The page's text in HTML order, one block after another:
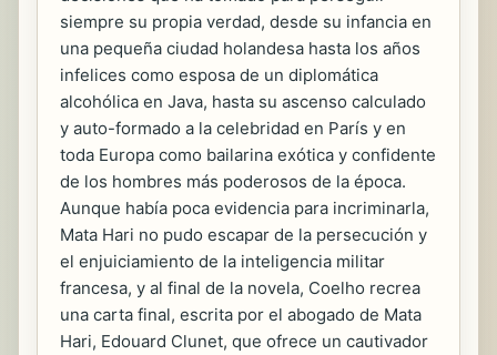
siempre su propia verdad, desde su infancia en
una pequeña ciudad holandesa hasta los años
infelices como esposa de un diplomática
alcohólica en Java, hasta su ascenso calculado
y auto-formado a la celebridad en París y en
toda Europa como bailarina exótica y confidente
de los hombres más poderosos de la época.
Aunque había poca evidencia para incriminarla,
Mata Hari no pudo escapar de la persecución y
el enjuiciamiento de la inteligencia militar
francesa, y al final de la novela, Coelho recrea
una carta final, escrita por el abogado de Mata
Hari, Edouard Clunet, que ofrece un cautivador